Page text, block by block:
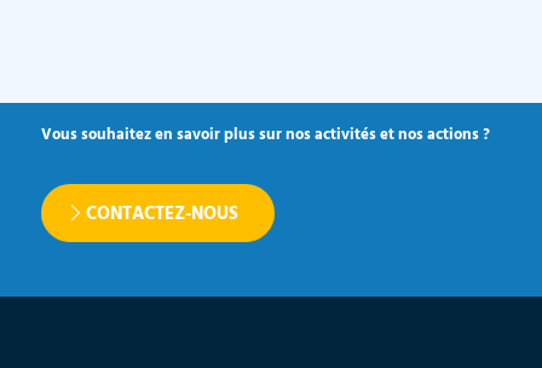
Vous souhaitez en savoir plus sur nos activités et nos actions ?
CONTACTEZ-NOUS